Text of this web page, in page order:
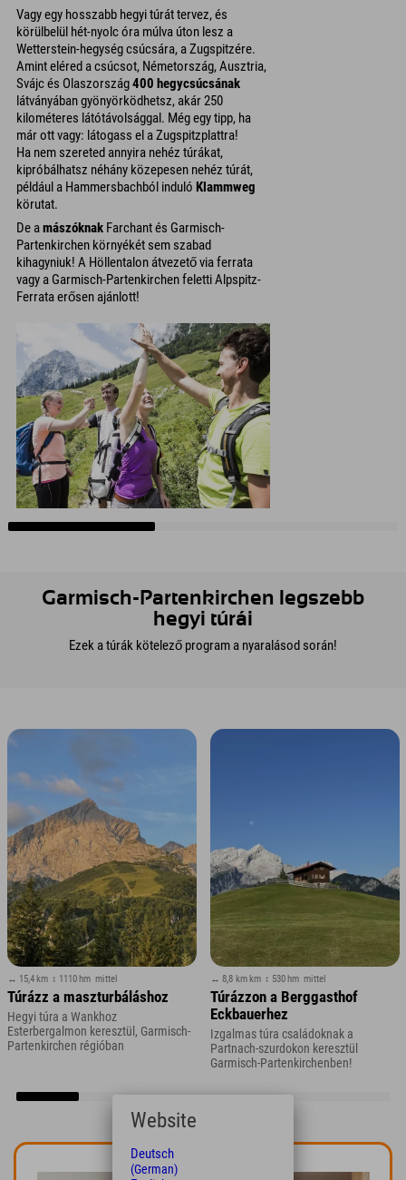
Vagy egy hosszabb hegyi túrát tervez, és
körülbelül hét-nyolc óra múlva úton lesz a
Wetterstein-hegység csúcsára, a Zugspitzére.
Amint eléred a csúcsot, Németország, Ausztria,
Svájc és Olaszország400 hegycsúcsának
látványában gyönyörködhetsz, akár 250
kilométeres látótávolsággal. Még egy tipp, ha
már ott vagy: látogass el a Zugspitzplattra!
Ha nem szereted annyira nehéz túrákat,
kipróbálhatsz néhány közepesen nehéz túrát,
például a Hammersbachból induló Klammweg
körutat.
De amászóknak Farchant és Garmisch-
Partenkirchen környékét sem szabad
kihagyniuk! A Höllentalon átvezető via ferrata
vagy a Garmisch-Partenkirchen feletti Alpspitz-
Ferrata erősen ajánlott!
Garmisch-Partenkirchen legszebb
hegyi túrái
Ezek a túrák kötelező program a nyaralásod során!
↔ 15,4 km ↕ 1110 hm mittel
Túrázz a maszturbáláshoz
Hegyi túra a Wankhoz
Esterbergalmon keresztül, Garmisch-
Partenkirchen régióban
↔ 8,8 km km ↕ 530 hm mittel
Túrázzon a Berggasthof
Eckbauerhez
Izgalmas túra családoknak a
Partnach-szurdokon keresztül
Garmisch-Partenkirchenben!
Website
Deutsch
(German)